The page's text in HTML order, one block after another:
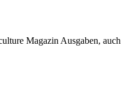
Magazin Ausgaben, auch